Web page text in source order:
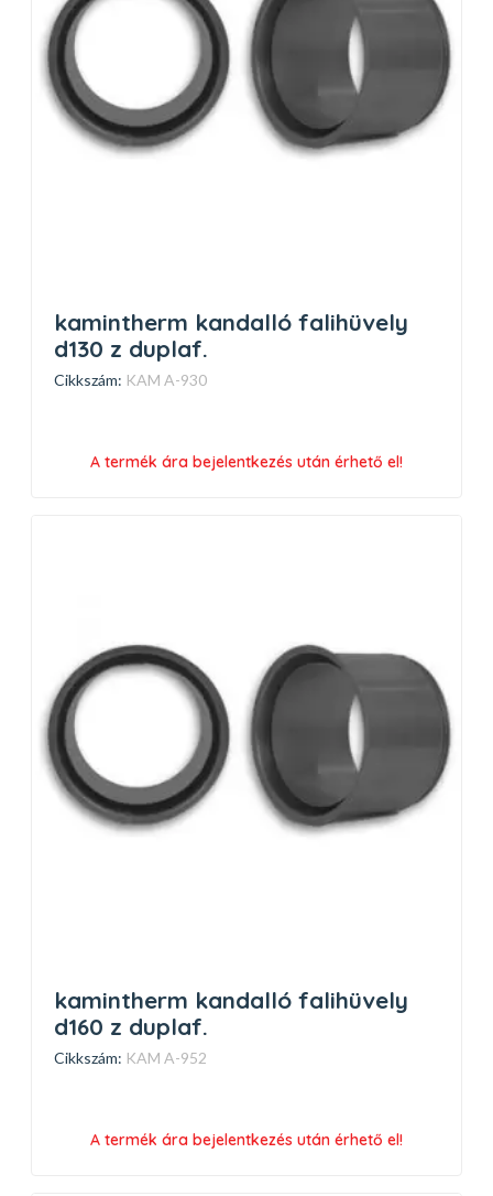
kamintherm kandalló falihüvely
d130 z duplaf.
Cikkszám: KAM A-930
A termék ára bejelentkezés után érhető el!
kamintherm kandalló falihüvely
d160 z duplaf.
Cikkszám: KAM A-952
A termék ára bejelentkezés után érhető el!